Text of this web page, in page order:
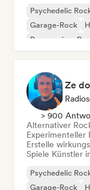
Psychedelic
Garage-Rock
Progressiver
Ze
> 900
Alternativer
Experimenteller
Erstelle
Spiele Künstler
Psychedelic
Garage-Rock